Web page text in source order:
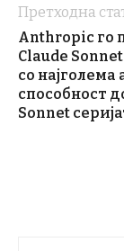
Претходна
Anthropic го
Claude
со најголема
способност
Sonnet